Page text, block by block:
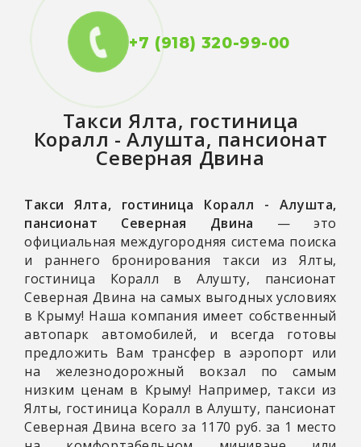
+7 (918) 320-99-00
ТаксиЯлта, гостиница
Коралл - Алушта, пансионат
Северная Двина
Такси Ялта, гостиница Коралл - Алушта,
пансионат Северная Двина — это
официальная междугородняя система поиска
и раннего бронирования такси из Ялты,
гостиница Коралл в Алушту, пансионат
Северная Двина на самых выгодных условиях
в Крыму! Наша компания имеет собственный
автопарк автомобилей, и всегда готовы
предложить Вам трансфер в аэропорт или
на железнодорожный вокзал по самым
низким ценам в Крыму! Например, такси из
Ялты, гостиница Коралл в Алушту, пансионат
Северная Двина всего за 1170 руб. за 1 место